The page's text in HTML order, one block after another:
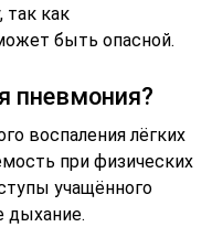
так как
быть опасной.
пневмония?
воспаления лёгких
при физических
учащённого
дыхание.